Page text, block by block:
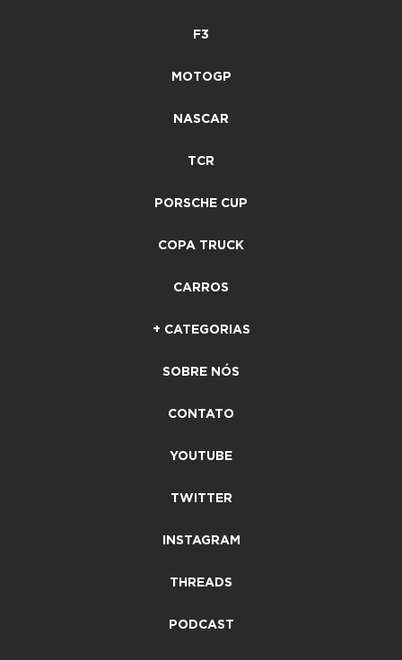
F3
MOTOGP
NASCAR
TCR
PORSCHE CUP
COPA TRUCK
CARROS
+ CATEGORIAS
SOBRE NÓS
CONTATO
YOUTUBE
TWITTER
INSTAGRAM
THREADS
PODCAST